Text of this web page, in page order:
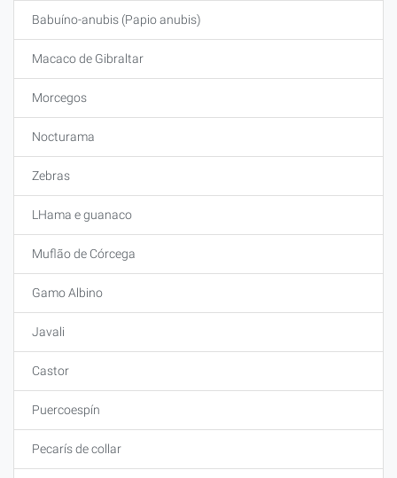
Babuíno-anubis (Papio anubis)
Macaco de Gibraltar
Morcegos
Nocturama
Zebras
LHama e guanaco
Muflão de Córcega
Gamo Albino
Javali
Castor
Puercoespín
Pecarís de collar